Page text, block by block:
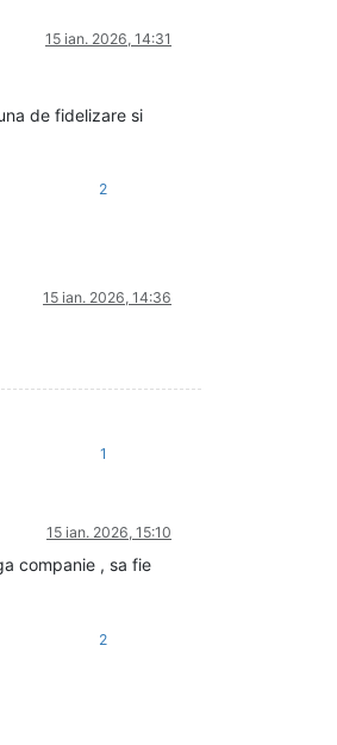
15 ian. 2026, 14:31
de fidelizare si
2
15 ian. 2026, 14:36
1
15 ian. 2026, 15:10
companie , sa fie
2